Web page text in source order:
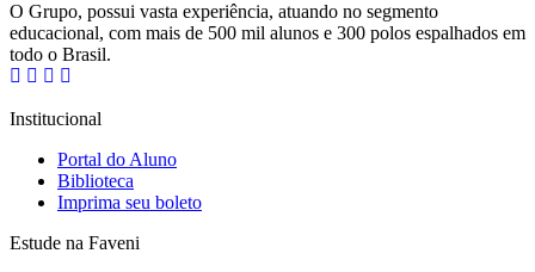
O Grupo, possui vasta experiência, atuando no segmento
educacional, com mais de 500 mil alunos e 300 polos espalhados em
todo o Brasil.
Institucional
Portal do Aluno
Biblioteca
Imprima seu boleto
Estude na Faveni